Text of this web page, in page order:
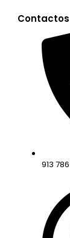
Contactos
913